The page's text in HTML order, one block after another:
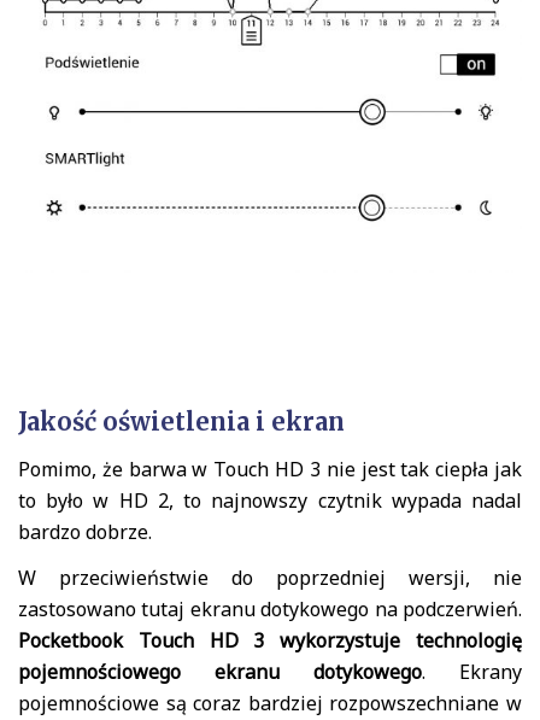
Jakość oświetlenia i ekran
Pomimo, że barwa w Touch HD 3 nie jest tak ciepła jak
to było w HD 2, to najnowszy czytnik wypada nadal
bardzo dobrze.
W przeciwieństwie do poprzedniej wersji, nie
zastosowano tutaj ekranu dotykowego na podczerwień.
Pocketbook Touch HD 3 wykorzystuje technologię
pojemnościowego ekranu dotykowego. Ekrany
pojemnościowe są coraz bardziej rozpowszechniane w